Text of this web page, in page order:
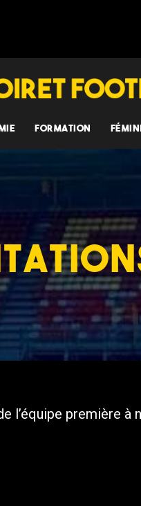
FORMATION
première à